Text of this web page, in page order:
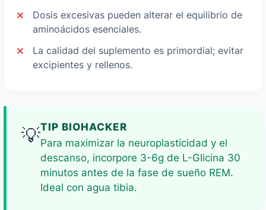
Dosis excesivas pueden alterar el equilibrio de
aminoácidos esenciales.
La calidad del suplemento es primordial; evitar
excipientes y rellenos.
💡TIP BIOHACKER
Para maximizar la neuroplasticidad y el
descanso, incorpore 3-6g de L-Glicina 30
minutos antes de la fase de sueño REM.
Ideal con agua tibia.